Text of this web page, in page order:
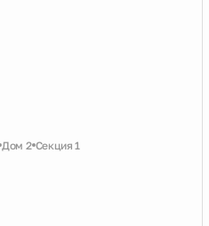
Дом 2 Секция 1